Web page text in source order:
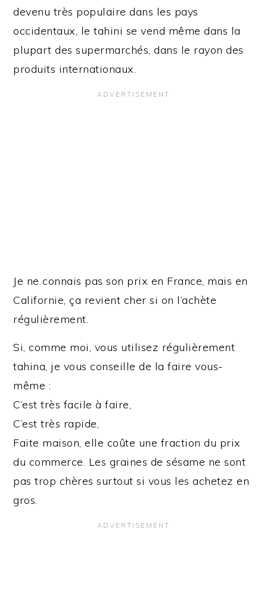
devenu très populaire dans les pays
occidentaux, le tahini se vend même dans la
plupart des supermarchés, dans le rayon des
produits internationaux.
Je ne connais pas son prix en France, mais en
Californie, ça revient cher si on l’achète
régulièrement.
Si, comme moi, vous utilisez régulièrement
tahina, je vous conseille de la faire vous-
même :
C’est très facile à faire,
C’est très rapide,
Faite maison, elle coûte une fraction du prix
du commerce. Les graines de sésame ne sont
pas trop chères surtout si vous les achetez en
gros.